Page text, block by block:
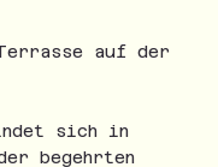
auf der
sich in
begehrten